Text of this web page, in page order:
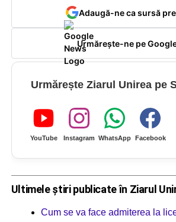
Adaugă-ne ca sursă
Urmărește-ne pe
Urmărește Ziarul Unirea pe
YouTube Instagram WhatsApp Facebook
Ultimele știri publicate în Ziarul
Cum se va face admiterea la